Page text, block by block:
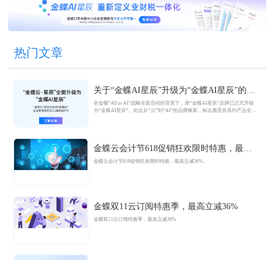
热门文章
关于“金蝶AI星辰”升级为“金蝶AI星辰”的官
方公告
在金蝶“All in AI”战略全面启动的背景下，原“金蝶AI星辰”品牌已正式升级
为“金蝶AI星辰”。此次从“云”到“AI”的品牌焕新，标志着星辰系列产品全面
金蝶云会计节618促销狂欢限时特惠，最高
立减36%
金蝶云会计节618促销狂欢限时特惠，最高立减36%。
金蝶双11云订阅特惠季，最高立减36%
金蝶双11云订阅特惠季，最高立减36%